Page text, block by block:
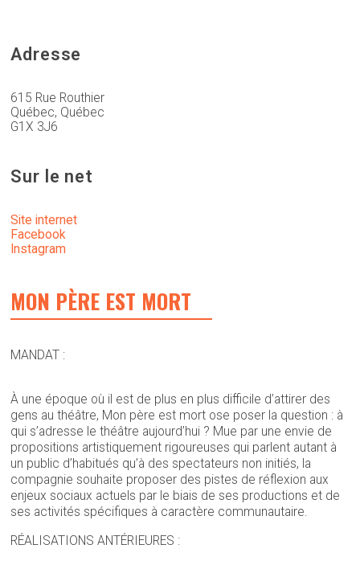
Adresse
615 Rue Routhier
Québec, Québec
G1X 3J6
Sur le net
Site internet
Facebook
Instagram
MON PÈRE EST MORT
MANDAT :
À une époque où il est de plus en plus difficile d’attirer des
gens au théâtre, Mon père est mort ose poser la question : à
qui s’adresse le théâtre aujourd’hui ? Mue par une envie de
propositions artistiquement rigoureuses qui parlent autant à
un public d’habitués qu’à des spectateurs non initiés, la
compagnie souhaite proposer des pistes de réflexion aux
enjeux sociaux actuels par le biais de ses productions et de
ses activités spécifiques à caractère communautaire.
RÉALISATIONS ANTÉRIEURES :